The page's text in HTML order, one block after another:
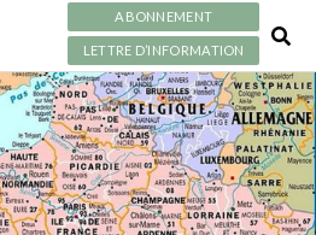
ABONNEMENT
LETTRE D’INFORMATION